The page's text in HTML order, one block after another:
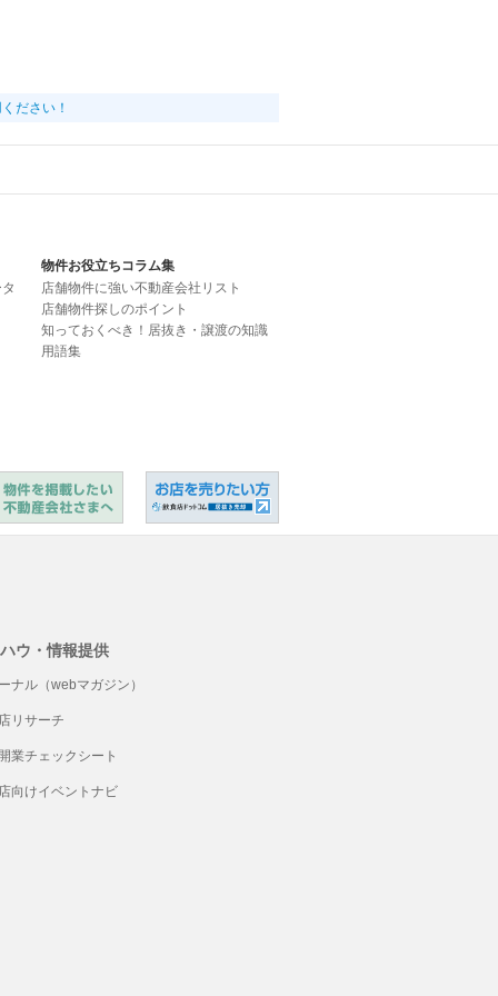
ださい！
物件お役立ちコラム集
店舗物件に強い不動産会社リスト
店舗物件探しのポイント
知っておくべき！居抜き・譲渡の知識
用語集
ウ・情報提供
ナル（webマガジン）
リサーチ
業チェックシート
向けイベントナビ